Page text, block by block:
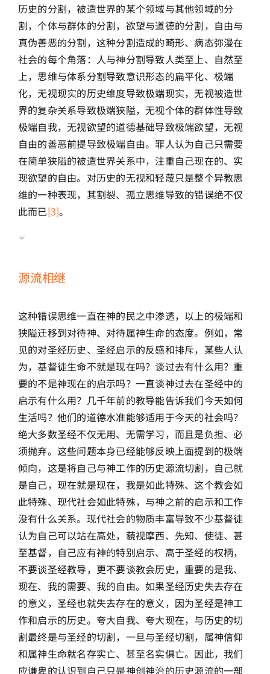
历史的分割，被造世界的某个领域与其他领域的分
割，个体与群体的分割，欲望与道德的分割，自由与
真伪善恶的分割，这种分割造成的畸形、病态弥漫在
社会的每个角落：人与神分割导致人类至上、自然至
上，思维与体系分割导致意识形态的扁平化、极端
化，无视现实的历史维度导致极端现实，无视被造世
界的复杂关系导致极端狭隘，无视个体的群体性导致
极端自我，无视欲望的道德基础导致极端欲望，无视
自由的善恶前提导致极端自由。罪人认为自己只需要
在简单狭隘的被造世界关系中，注重自己现在的、实
现欲望的自由。对历史的无视和轻蔑只是整个异教思
维的一种表现，其割裂、孤立思维导致的错误绝不仅
此而已[3]。
源流相继
这种错误思维一直在神的民之中渗透，以上的极端和
狭隘迁移到对待神、对待属神生命的态度。例如，常
见的对圣经历史、圣经启示的反感和排斥，某些人认
为，基督徒生命不就是现在吗？谈过去有什么用？重
要的不是神现在的启示吗？一直谈神过去在圣经中的
启示有什么用？几千年前的教导能告诉我们今天如何
生活吗？他们的道德水准能够适用于今天的社会吗？
绝大多数圣经不仅无用、无需学习，而且是负担、必
须抛弃。这些问题本身已经能够反映上面提到的极端
倾向，这是将自己与神工作的历史源流切割，自己就
是自己，现在就是现在，我是如此特殊、这个教会如
此特殊、现代社会如此特殊，与神之前的启示和工作
没有什么关系。现代社会的物质丰富导致不少基督徒
认为自己可以站在高处，藐视摩西、先知、使徒、甚
至基督，自己应有神的特别启示、高于圣经的权柄，
不要谈圣经教导，更不要谈教会历史，重要的是我、
现在、我的需要、我的自由。如果圣经历史失去存在
的意义，圣经也就失去存在的意义，因为圣经是神工
作和启示的历史。夸大自我、夸大现在，与历史的切
割最终是与圣经的切割，一旦与圣经切割，属神信仰
和属神生命就名存实亡、甚至名实俱亡。因此，我们
应谦卑的认识到自己只是神创神治的历史源流的一部